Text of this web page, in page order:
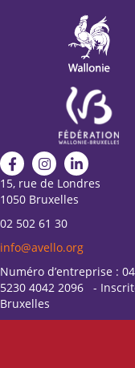
15, rue de Londres
1050 Bruxelles
02 502 61 30
info@avello.org
Numéro d’entreprise :
5230 4042 2096 -
Bruxelles